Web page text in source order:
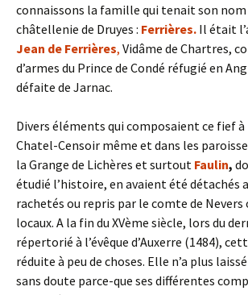
connaissons la famille qui tenait son nom
châtellenie de Druyes : Ferrières. Il était
Jean de Ferrières, Vidâme de Chartres,
d’armes du Prince de Condé réfugié en
défaite de Jarnac.
Divers éléments qui composaient ce fief à
Chatel-Censoir même et dans les
la Grange de Lichères et surtout Faulin,
étudié l’histoire, en avaient été détachés
rachetés ou repris par le comte de Nevers
locaux. A la fin du XVème siècle, lors du
répertorié à l’évêque d’Auxerre (1484),
réduite à peu de choses. Elle n’a plus
sans doute parce-que ses différentes